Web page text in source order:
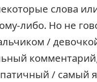
слова
либо. Но не
/
/ самый